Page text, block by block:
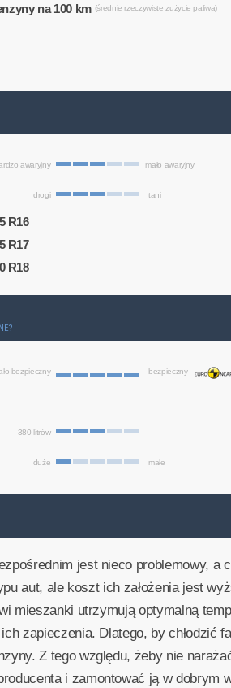
na 100 km (średnie rzeczywiste zużycie paliwa)
awaryjny mało awaryjny
drogi tani
R16
R17
R18
bezpieczny bezpieczny
380 litrów
duże małe
jest nieco problemowy, a
aut, ale koszt ich założenia jest
mieszanki utrzymują optymalną
zapieczenia. Dlatego, by chłodzić
Z tego względu, żeby nie
i zamontować ją w dobrym